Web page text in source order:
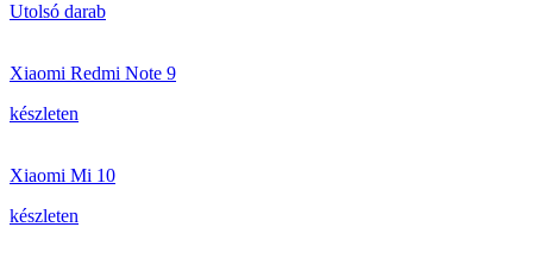
Utolsó darab
Xiaomi Redmi Note 9
készleten
Xiaomi Mi 10
készleten